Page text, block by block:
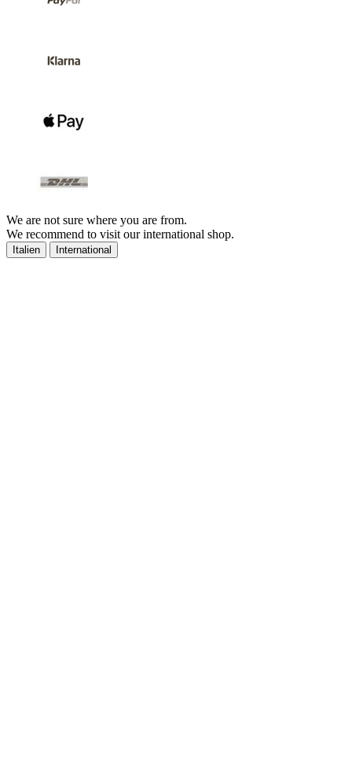
We are not sure where you are from.
We recommend to visit our international shop.
Italien International